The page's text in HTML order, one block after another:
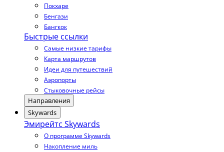
Покхаре
Бенгази
Бангкок
Быстрые ссылки
Самые низкие тарифы
Карта маршрутов
Идеи для путешествий
Аэропорты
Стыковочные рейсы
Направления
Skywards
Эмирейтс Skywards
О программе Skywards
Накопление миль